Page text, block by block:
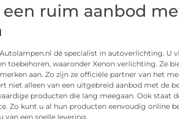
een ruim aanbod
dé specialist in autoverlichting. U
toebehoren, waaronder Xenon verlichting. Ze
aan. Zo zijn ze officiële partner van het
niet alleen van een uitgebreid aanbod met de
producten die lang meegaan. Ook staat
Zo kunt u al hun producten eenvoudig online
van een snelle levering.